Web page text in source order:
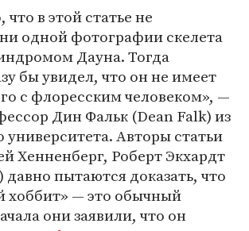
что в этой статье не
одной фотографии скелета
Дауна. Тогда
бы увидел, что он не имеет
с флоресским человеком», —
Дин Фальк (Dean Falk) из
университета. Авторы статьи
Хенненберг, Роберт Экхардт
пытаются доказать, что
хоббит» — это обычный
они заявили, что он